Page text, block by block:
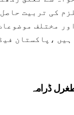
کی تربیت
مختلف
ہیں ،پاکستان
ڈرامہ